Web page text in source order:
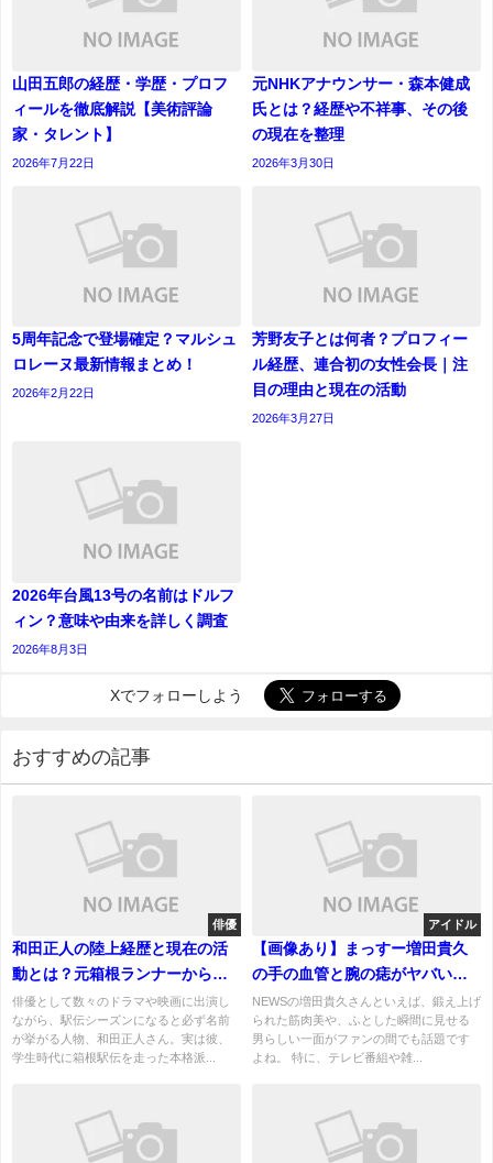
山田五郎の経歴・学歴・プロフ
ィールを徹底解説【美術評論
家・タレント】
2026年7月22日
元NHKアナウンサー・森本健成
氏とは？経歴や不祥事、その後
の現在を整理
2026年3月30日
5周年記念で登場確定？マルシュ
ロレーヌ最新情報まとめ！
2026年2月22日
芳野友子とは何者？プロフィー
ル経歴、連合初の女性会長｜注
目の理由と現在の活動
2026年3月27日
2026年台風13号の名前はドルフ
ィン？意味や由来を詳しく調査
2026年8月3日
Xでフォローしよう
おすすめの記事
俳優
和田正人の陸上経歴と現在の活
動とは？元箱根ランナーから俳
優へ！
俳優として数々のドラマや映画に出演し
ながら、駅伝シーズンになると必ず名前
が挙がる人物、和田正人さん。実は彼、
学生時代に箱根駅伝を走った本格派...
アイドル
【画像あり】まっすー増田貴久
の手の血管と腕の痣がヤバい！
血管が浮き出る人の特徴、原因
は？
NEWSの増田貴久さんといえば、鍛え上げ
られた筋肉美や、ふとした瞬間に見せる
男らしい一面がファンの間でも話題です
よね。 特に、テレビ番組や雑...